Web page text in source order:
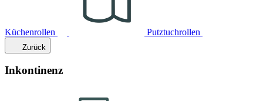
Küchenrollen Putztuchrollen
Zurück
Inkontinenz